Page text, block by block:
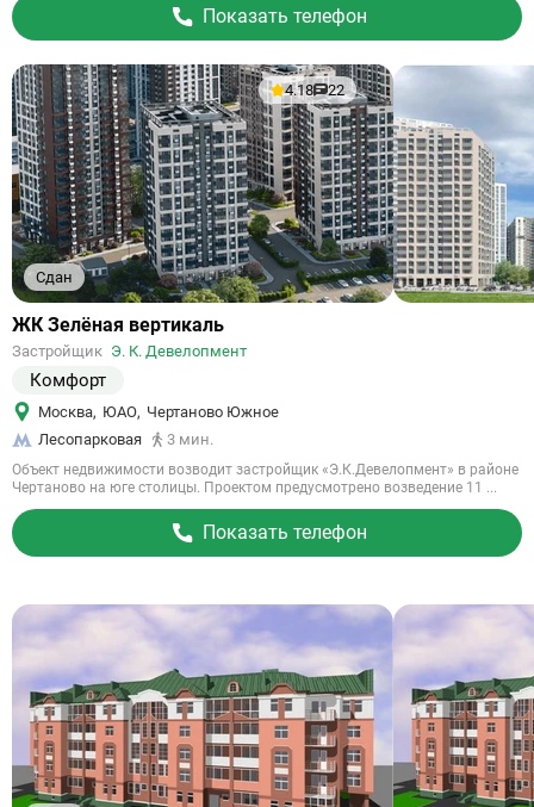
Показать телефон
Сдан
4.18 22
Ссылка
объект
ЖК Зелёная вертикаль
Застройщик Э. К. Девелопмент
Комфорт
Москва, ЮАО, Чертаново Южное
Лесопарковая
3 мин.
Объект недвижимости возводит застройщик «Э.К.Девелопмент» в районе
Чертаново на юге столицы. Проектом предусмотрено возведение 11 ...
Показать телефон